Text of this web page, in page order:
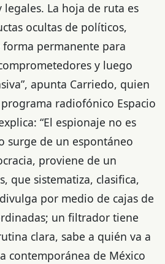
legales. La hoja de ruta es
ocultas de políticos,
permanente para
y luego
apunta Carriedo, quien
radiofónico Espacio
“El espionaje no es
surge de un espontáneo
proviene de un
que sistematiza, clasifica,
por medio de cajas de
un filtrador tiene
clara, sabe a quién va a
contemporánea de México